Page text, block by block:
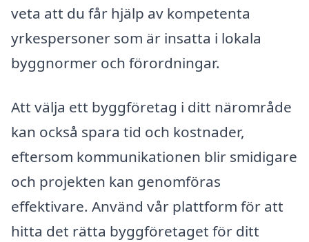
veta att du får hjälp av kompetenta
yrkespersoner som är insatta i lokala
byggnormer och förordningar.
Att välja ett byggföretag i ditt närområde
kan också spara tid och kostnader,
eftersom kommunikationen blir smidigare
och projekten kan genomföras
effektivare. Använd vår plattform för att
hitta det rätta byggföretaget för ditt